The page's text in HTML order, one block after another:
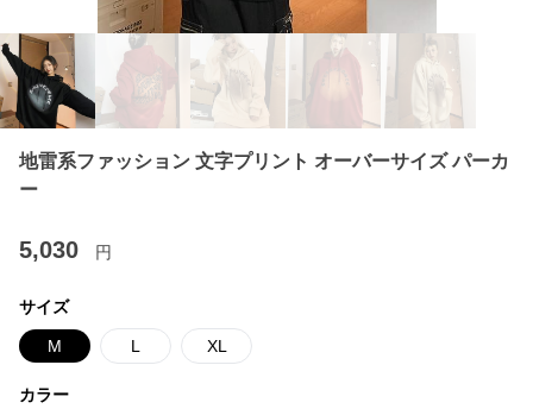
地雷系ファッション 文字プリント オーバーサイズ パーカ
ー
5,030 円
サイズ
M L XL
カラー